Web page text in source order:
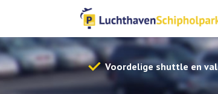
Voordelige shuttle en